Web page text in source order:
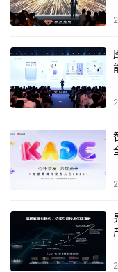
络安全、金融科技以
数字产业展开了专业
势，汇聚专业观点，
2023云天大会是继
来，中卫市连续第六
优势，搭建了政府、
台，在推动“东数西
河流域生态保护和高
本文来源于DOIT传